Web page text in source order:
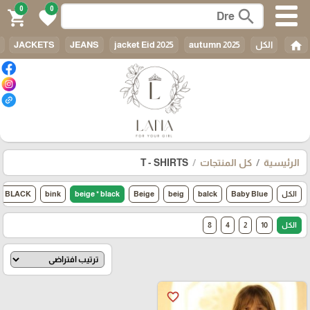
search
0
favorite
0
shopping_cart
home الكل JACKETS JEANS jacket Eid 2025 autumn 2025
الرئيسية كل المنتجات T - SHIRTS
الكل Baby Blue
balck
beig
Beige
beige * black
bink
BLACK
الكل 10
2
4
8
favorite_border